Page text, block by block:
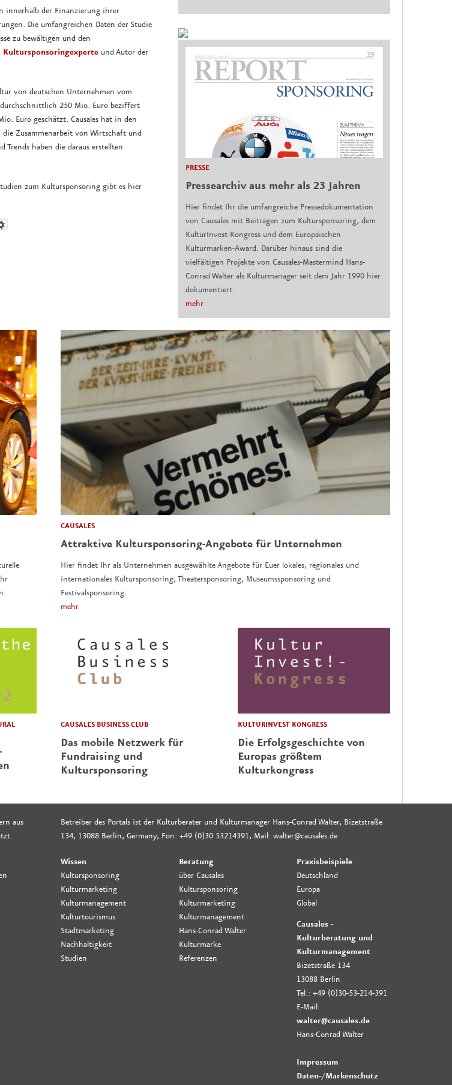
innerhalb der Finanzierung ihrer
Die umfangreichen Daten der Studie
zu bewältigen und den
Kultursponsoringexperte und Autor der
von deutschen Unternehmen vom
250 Mio. Euro beziffert
Euro geschätzt. Causales hat in den
Zusammenarbeit von Wirtschaft und
haben die daraus erstellten
zum Kultursponsoring gibt es hier
PRESSE
Pressearchiv aus mehr als 23 Jahren
Hier findet Ihr die umfangreiche Pressedokumentation
von Causales mit Beiträgen zum Kultursponsoring, dem
KulturInvest-Kongress und dem Europäischen
Kulturmarken-Award. Darüber hinaus sind die
vielfältigen Projekte von Causales-Mastermind Hans-
Conrad Walter als Kulturmanager seit dem Jahr 1990 hier
dokumentiert.
mehr
CAUSALES
Attraktive Kultursponsoring-Angebote für Unternehmen
Hier findet Ihr als Unternehmen ausgewählte Angebote für Euer lokales, regionales und
internationales Kultursponsoring, Theatersponsoring, Museumssponsoring und
Festivalsponsoring.
mehr
CAUSALES BUSINESS CLUB
Das mobile Netzwerk für
Fundraising und
Kultursponsoring
KULTURINVEST KONGRESS
Die Erfolgsgeschichte von
Europas größtem
Kulturkongress
aus
Betreiber des Portals ist der Kulturberater und Kulturmanager Hans-Conrad Walter, Bizetstraße
134, 13088 Berlin, Germany, Fon: +49 (0)30 53214391, Mail: walter@causales.de
Wissen
Kultursponsoring
Kulturmarketing
Kulturmanagement
Kulturtourismus
Stadtmarketing
Nachhaltigkeit
Studien
Beratung
über Causales
Kultursponsoring
Kulturmarketing
Kulturmanagement
Hans-Conrad Walter
Kulturmarke
Referenzen
Praxisbeispiele
Deutschland
Europa
Global
Causales -
Kulturberatung und
Kulturmanagement
Bizetstraße 134
13088 Berlin
Tel.: +49 (0)30-53-214-391
E-Mail:
walter@causales.de
Hans-Conrad Walter
Impressum
Daten-/Markenschutz